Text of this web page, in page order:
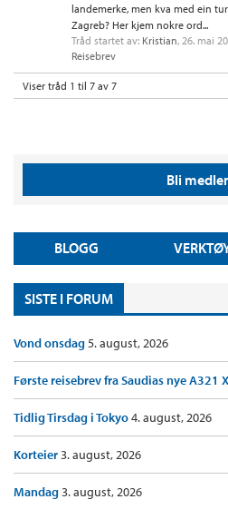
landemerke, men kva med ein
Zagreb? Her kjem nokre ord...
Tråd startet av: Kristian, 26. mai
Reisebrev
Viser tråd 1 til 7 av 7
Bli
BLOGG
SISTE I FORUM
Vond onsdag5. august, 2026
Første reisebrev fra Saudias nye A321
Tidlig Tirsdag i Tokyo4. august, 2026
Korteier3. august, 2026
Mandag3. august, 2026